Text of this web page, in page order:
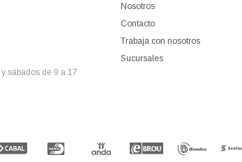
sábados de 9 a 17
Nosotros
Contacto
Trabaja con nosotros
Sucursales